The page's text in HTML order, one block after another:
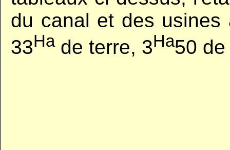
du canal et des
33Hade terre, 3Ha50